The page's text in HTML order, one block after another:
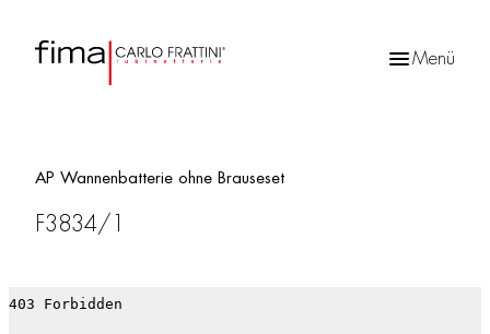
Menü
AP Wannenbatterie ohne Brauseset
F3834/1